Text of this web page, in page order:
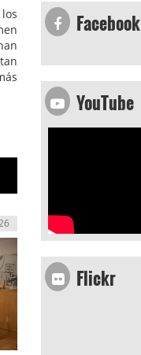
Facebook
YouTube
Flickr